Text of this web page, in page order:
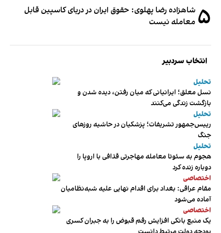
۵ شاهزاده رضا پهلوی: حقوق ایران در دریای کاسپین قابل
معامله نیست
انتخاب سردبیر
تحلیل
نسل معلق؛ ایرانیانی که میان رفتن، دیده شدن و
بازگشت زندگی می‌کنند
تحلیل
رییس‌جمهور تشریفات؛ پزشکیان در حاشیه روزهای
جنگ
تحلیل
هجوم به سئوتا معامله مهاجرتی قذافی با اروپا را
دوباره زنده کرد
اختصاصی
مقام عراقی: بغداد برای اقدام نهایی علیه شبه‌نظامیان
آماده می‌شود
اختصاصی
یک منبع بانکی افزایش رقم قبوض را به جبران کسری